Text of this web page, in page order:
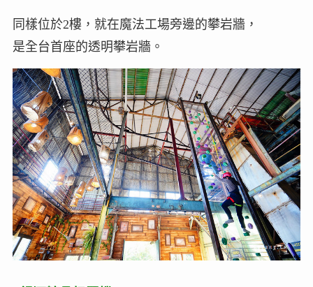
同樣位於2樓，就在魔法工場旁邊的攀岩牆，
是全台首座的透明攀岩牆。